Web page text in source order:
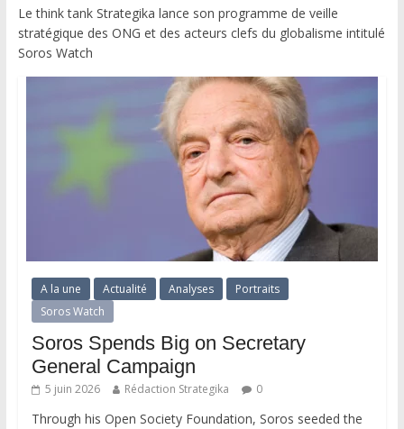
Le think tank Strategika lance son programme de veille
stratégique des ONG et des acteurs clefs du globalisme intitulé
Soros Watch
A la une Actualité Analyses
Portraits
Soros Watch
Soros Spends Big on Secretary
General Campaign
5 juin 2026 Rédaction Strategika 0
Through his Open Society Foundation, Soros seeded the